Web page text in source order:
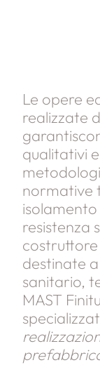
Le opere
realizzate
qualitativi
normative
resistenza
destinate
sanitario,
MAST